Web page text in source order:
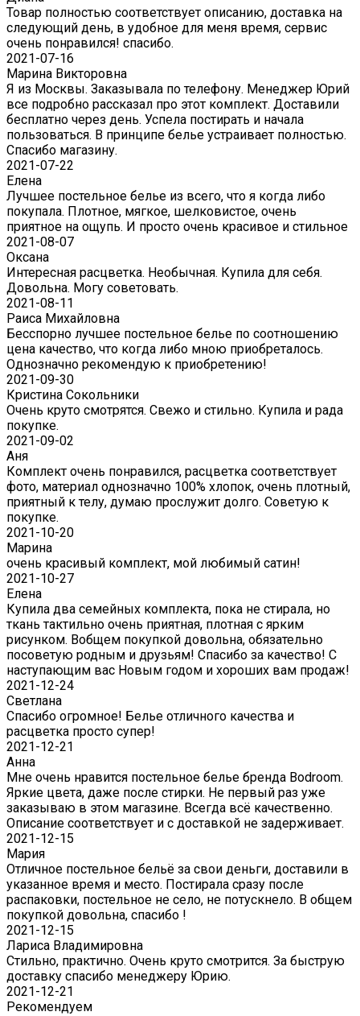
Товар полностью соответствует описанию, доставка на
следующий день, в удобное для меня время, сервис
очень понравился! спасибо.
2021-07-16
Марина Викторовна
Я из Москвы. Заказывала по телефону. Менеджер Юрий
все подробно рассказал про этот комплект. Доставили
бесплатно через день. Успела постирать и начала
пользоваться. В принципе белье устраивает полностью.
Спасибо магазину.
2021-07-22
Eлена
Лучшее постельное белье из всего, что я когда либо
покупала. Плотное, мягкое, шелковистое, очень
приятное на ощупь. И просто очень красивое и стильное
2021-08-07
Оксана
Интересная расцветка. Необычная. Купила для себя.
Довольна. Могу советовать.
2021-08-11
Раиса Михайловна
Бесспорно лучшее постельное белье по соотношению
цена качество, что когда либо мною приобреталось.
Однозначно рекомендую к приобретению!
2021-09-30
Кристина Сокольники
Очень круто смотрятся. Свежо и стильно. Купила и рада
покупке.
2021-09-02
Аня
Комплект очень понравился, расцветка соответствует
фото, материал однозначно 100% хлопок, очень плотный,
приятный к телу, думаю прослужит долго. Советую к
покупке.
2021-10-20
Марина
очень красивый комплект, мой любимый сатин!
2021-10-27
Елена
Купила два семейных комплекта, пока не стирала, но
ткань тактильно очень приятная, плотная с ярким
рисунком. Вобщем покупкой довольна, обязательно
посоветую родным и друзьям! Спасибо за качество! С
наступающим вас Новым годом и хороших вам продаж!
2021-12-24
Светлана
Спасибо огромное! Белье отличного качества и
расцветка просто супер!
2021-12-21
Анна
Мне очень нравится постельное белье бренда Bodroom.
Яркие цвета, даже после стирки. Не первый раз уже
заказываю в этом магазине. Всегда всё качественно.
Описание соответствует и с доставкой не задерживает.
2021-12-15
Мария
Отличное постельное бельё за свои деньги, доставили в
указанное время и место. Постирала сразу после
распаковки, постельное не село, не потускнело. В общем
покупкой довольна, спасибо !
2021-12-15
Лариса Владимировна
Стильно, практично. Очень круто смотрится. За быструю
доставку спасибо менеджеру Юрию.
2021-12-21
Рекомендуем